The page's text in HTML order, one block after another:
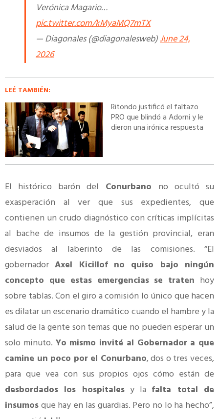
Verónica Magario…
pic.twitter.com/kMyaMQ7mTX
— Diagonales (@diagonalesweb)June 24,
2026
LEÉ TAMBIÉN:
Ritondo justificó el faltazo
PRO que blindó a Adorni y le
dieron una irónica respuesta
El histórico barón del Conurbano no ocultó su
exasperación al ver que sus expedientes, que
contienen un crudo diagnóstico con críticas implícitas
al bache de insumos de la gestión provincial, eran
desviados al laberinto de las comisiones. “El
gobernadorAxel Kicillof no quiso bajo ningún
concepto que estas emergencias se traten hoy
sobre tablas. Con el giro a comisión lo único que hacen
es dilatar un escenario dramático cuando el hambre y la
salud de la gente son temas que no pueden esperar un
solo minuto. Yo mismo invité al Gobernador a que
camine un poco por el Conurbano, dos o tres veces,
para que vea con sus propios ojos cómo están de
desbordados los hospitalesy la falta total de
insumosque hay en las guardias. Pero no lo ha hecho”,